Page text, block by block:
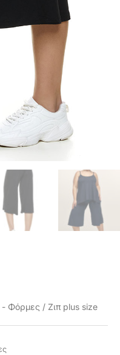
- Φόρμες / Ζιπ plus size